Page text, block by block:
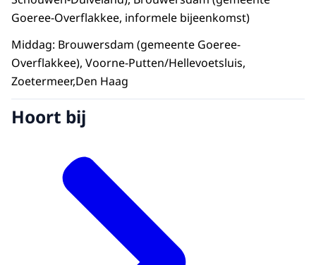
Goeree-Overflakkee, informele bijeenkomst)
Middag: Brouwersdam (gemeente Goeree-
Overflakkee), Voorne-Putten/Hellevoetsluis,
Zoetermeer,Den Haag
Hoort bij